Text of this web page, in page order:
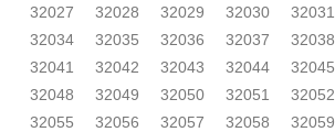
32027
32028 32029 32030 32031
32034
32035 32036 32037 32038
32041
32042 32043 32044 32045
32048
32049 32050 32051 32052
32055
32056 32057 32058 32059